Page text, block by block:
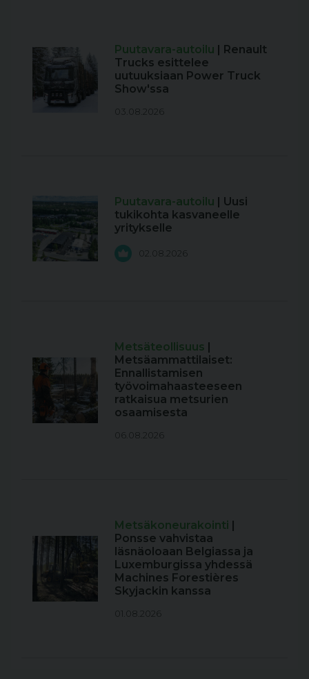
Puutavara-autoilu | Renault
Trucks esittelee
uutuuksiaan Power Truck
Show'ssa
03.08.2026
Puutavara-autoilu | Uusi
tukikohta kasvaneelle
yritykselle
02.08.2026
Metsäteollisuus |
Metsäammattilaiset:
Ennallistamisen
työvoimahaasteeseen
ratkaisua metsurien
osaamisesta
06.08.2026
Metsäkoneurakointi |
Ponsse vahvistaa
läsnäoloaan Belgiassa ja
Luxemburgissa yhdessä
Machines Forestières
Skyjackin kanssa
01.08.2026